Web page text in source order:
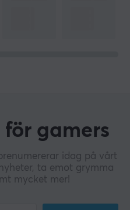
för gamers
idag på vårt
ta emot grymma
mycket mer!